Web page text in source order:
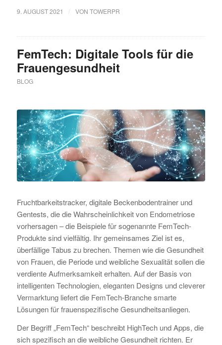
9. AUGUST 2021 / VON TOWERPR
FemTech: Digitale Tools für die
Frauengesundheit
BLOG
Fruchtbarkeitstracker, digitale Beckenbodentrainer und
Gentests, die die Wahrscheinlichkeit von Endometriose
vorhersagen – die Beispiele für sogenannte FemTech-
Produkte sind vielfältig. Ihr gemeinsames Ziel ist es,
überfällige Tabus zu brechen. Themen wie die Gesundheit
von Frauen, die Periode und weibliche Sexualität sollen die
verdiente Aufmerksamkeit erhalten. Auf der Basis von
intelligenten Technologien, eleganten Designs und cleverer
Vermarktung liefert die FemTech-Branche smarte
Lösungen für frauenspezifische Gesundheitsanliegen.
Der Begriff „FemTech“ beschreibt HighTech und Apps, die
sich spezifisch an die weibliche Gesundheit richten. Er